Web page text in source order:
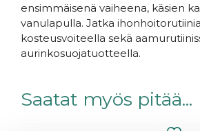
ensimmäisenä vaiheena, käsien
vanulapulla. Jatka
kosteusvoiteella sekä
aurinkosuojatuotteella.
Saatat myös pitää...